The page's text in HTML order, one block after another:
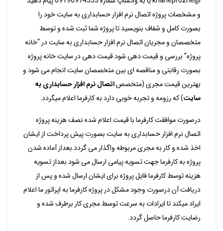
و مشخصات پروژه اتصال نرم افزار حسابداری به سایت خود را
بصورت کامل و شفاف بنویسید تا پروژه شما ثبت شده و توسط
متخصصان و مجریان اتصال نرم افزار حسابداری به سایت در “خانه
پروژه” بررسی و قیمت دهی شود.قیمت دهی در سایت خانه پروژه
بصورت رقابتی و مناقصه ای بین متخصصان سایت انجام می شود و
بهترین قیمت مجری (متخصصاتصال نرم افزار حسابداری به
سایت) که رزومه و تجربه خوبی دارد به کارفرما اعلام میگردد.
درصورت موافقت کارفرما با قیمت اعلام شده نصف هزینه پروژه
اتصال نرم افزار حسابداری به سایت بصورت پیش پرداخت از ایشان
اخذ شده و کار به مجری مربوطه واگذار می گردد.بعداز آماده شدن
پروژه به کارفرما جهت تسویه پیامی ارسال می شود.بعداز تسویه
هزینه توسط کارفرما فایل پروژه برای ایشان ارسال شده و پس از
دریافت آن درصورت وجود مشکل در پروژه کارفرما به اپراتور ما اعلام
ایراد میکند تا ایرادات به سرعت توسط مجری کار برطرف شده و
رضایت کارفرما حاصل گردد.